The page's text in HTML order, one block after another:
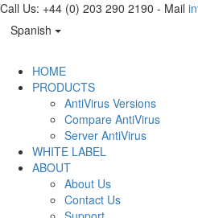
Call Us: +44 (0) 203 290 2190 - Mail
Spanish
HOME
PRODUCTS
AntiVirus Versions
Compare AntiVirus
Server AntiVirus
WHITE LABEL
ABOUT
About Us
Contact Us